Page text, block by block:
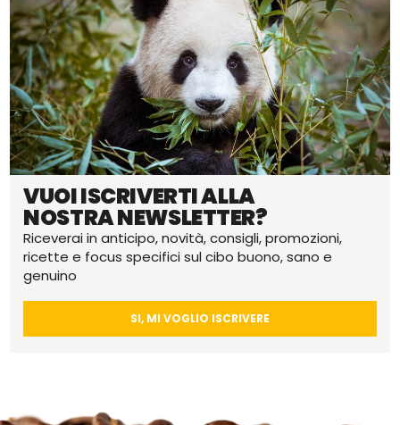
VUOI ISCRIVERTI ALLA
NOSTRA NEWSLETTER?
Riceverai in anticipo, novità, consigli, promozioni,
ricette e focus specifici sul cibo buono, sano e
genuino
SI, MI VOGLIO ISCRIVERE